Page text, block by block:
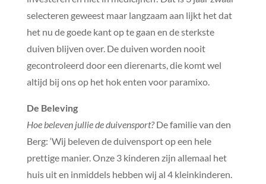
selecteren geweest maar langzaam aan lijkt het dat
het nu de goede kant op te gaan en de sterkste
duiven blijven over. De duiven worden nooit
gecontroleerd door een dierenarts, die komt wel
altijd bij ons op het hok enten voor paramixo.
De Beleving
Hoe beleven jullie de duivensport?De familie van den
Berg: ‘Wij beleven de duivensport op een hele
prettige manier. Onze 3 kinderen zijn allemaal het
huis uit en inmiddels hebben wij al 4 kleinkinderen.